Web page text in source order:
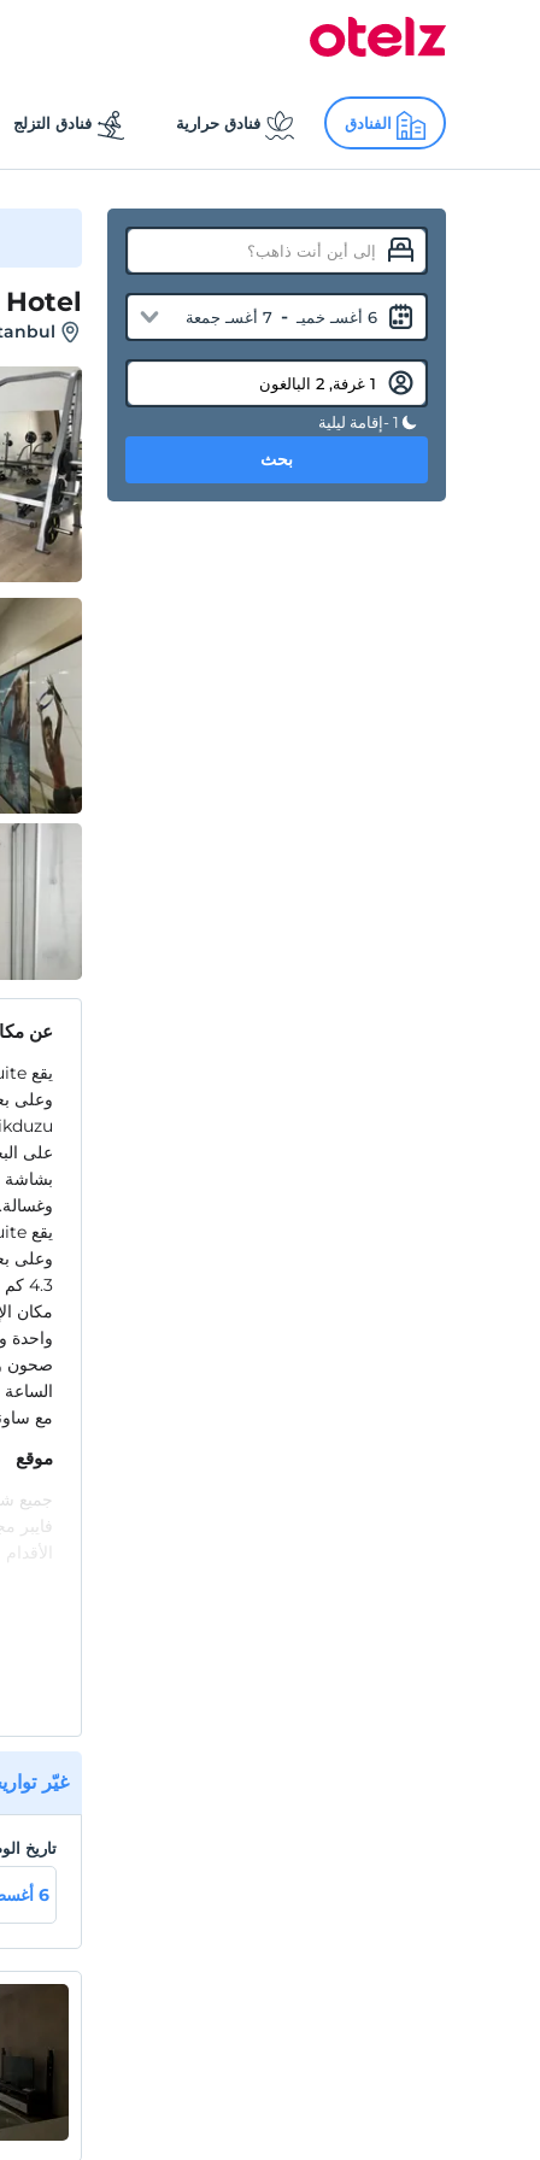
الفنادق فنادق حرارية فنادق التزلج
6 أغسـ خميـ - 7 أغسـ جمعة
1 -إقامة ليلية
بحث
Hotel
عن
على
بشاشة
وغسالة.
مكان
واحدة
صحون
مع
موقع
غيّر
تاريخ
6 أغسطس خميـ